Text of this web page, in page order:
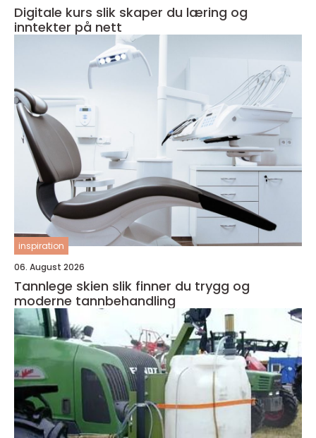
Digitale kurs slik skaper du læring og
inntekter på nett
inspiration
06. August 2026
Tannlege skien slik finner du trygg og
moderne tannbehandling